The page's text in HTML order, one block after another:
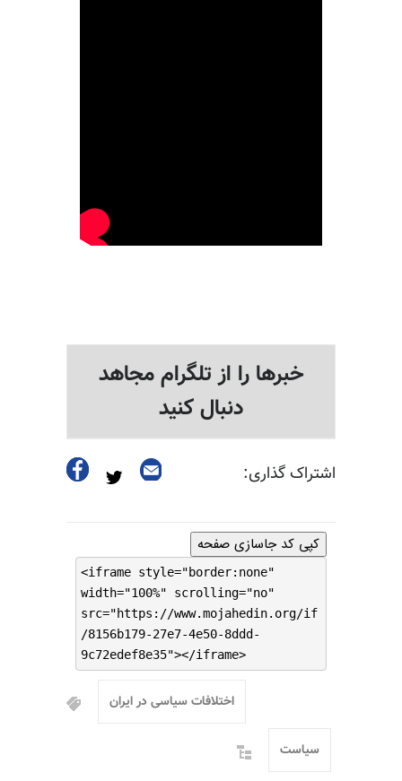
خبرها را از تلگرام مجاهد
دنبال کنید
اشتراک گذاری:
کپی کد جاسازی صفحه
<iframe style="border:none"
width="100%" scrolling="no"
src="https://www.mojahedin.org/if
/8156b179-27e7-4e50-8ddd-
9c72edef8e35"></iframe>
اختلافات سیاسی در ایران
سیاست